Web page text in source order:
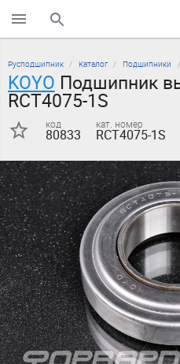
поиск по каталогу
Русподшипник Каталог Подшипники
KOYO Подшипник
RCT4075-1S
код
80833
кат. номер
RCT4075-1S